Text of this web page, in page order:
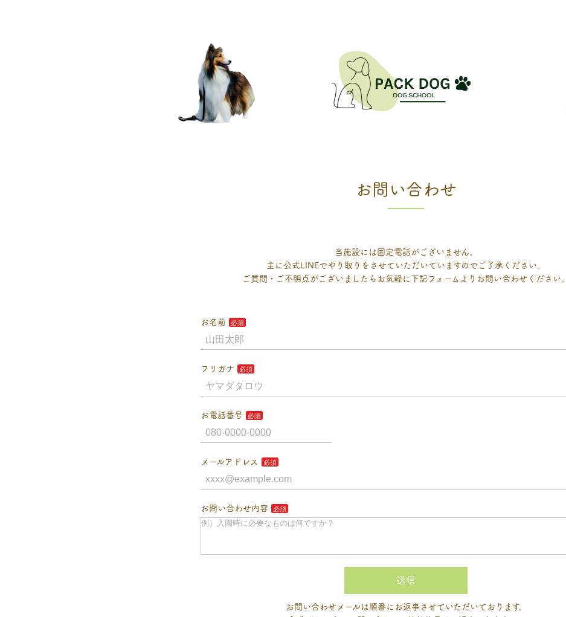
お問い合わせ
当施設には固定電話がございません。
主に公式LINEでやり取りをさせていただいていますのでご了承ください。
ご質問・ご不明点がございましたらお気軽に下記フォームよりお問い合わせください。
お名前
フリガナ
お電話番号
メールアドレス
お問い合わせ内容
送信
お問い合わせメールは順番にお返事させていただいております。